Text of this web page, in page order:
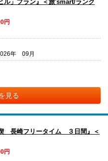
ル」プラン』＜旅'smart/ランク
円
年 09月
見る
喫 長崎フリータイム ３日間』＜
円